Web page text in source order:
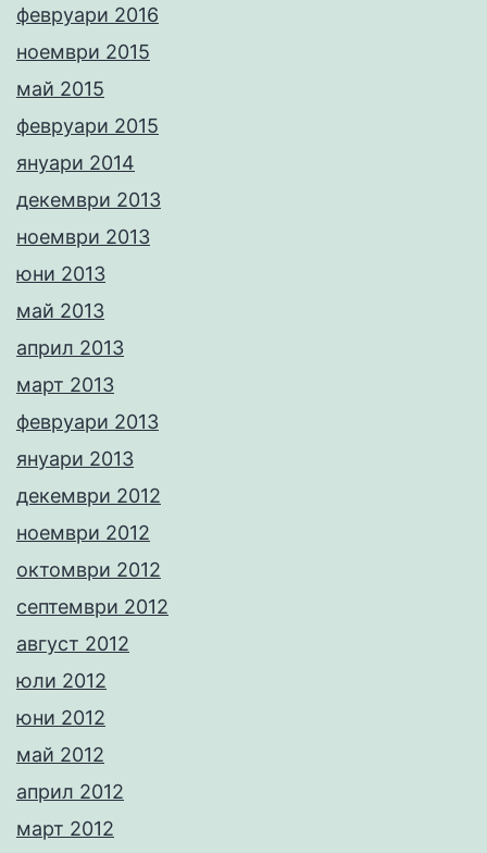
февруари 2016
ноември 2015
май 2015
февруари 2015
януари 2014
декември 2013
ноември 2013
юни 2013
май 2013
април 2013
март 2013
февруари 2013
януари 2013
декември 2012
ноември 2012
октомври 2012
септември 2012
август 2012
юли 2012
юни 2012
май 2012
април 2012
март 2012